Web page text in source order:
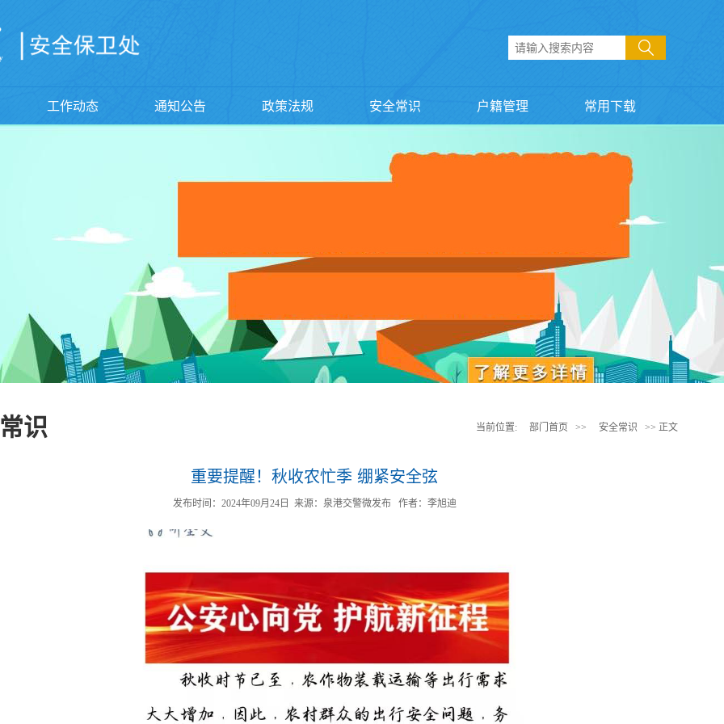
工作动态 通知公告 政策法规 安全常识 户籍管理 常用下载
识 当前位置: 部门首页 >> 安全常识 >> 正文
重要提醒！秋收农忙季 绷紧安全弦
发布时间：2024年09月24日 来源：泉港交警微发布 作者：李旭迪